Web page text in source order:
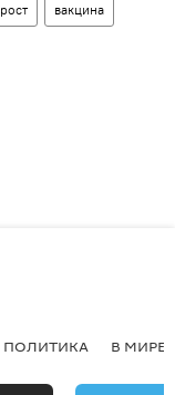
рост вакцина
ПОЛИТИКА В МИРЕ